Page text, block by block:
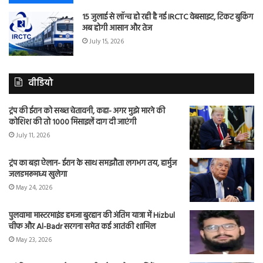
15 जुलाई से लॉन्च हो रही है नई IRCTC वेबसाइट, टिकट बुकिंग
अब होगी आसान और तेज
July 15, 2026
वीडियो
ट्रंप की ईरान को सख्त चेतावनी, कहा- अगर मुझे मारने की
कोशिश की तो 1000 मिसाइलें दाग दी जाएंगी
July 11, 2026
ट्रंप का बड़ा ऐलान- ईरान के साथ समझौता लगभग तय, हार्मुज
जलडमरूमध्य खुलेगा
May 24, 2026
पुलवामा मास्टरमाइंड हमजा बुरहान की अंतिम यात्रा में Hizbul
चीफ और Al-Badr सरगना समेत कई आतंकी शामिल
May 23, 2026